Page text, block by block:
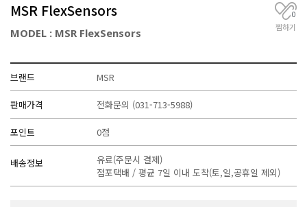
문
MSR FlexSensors
MODEL : MSR FlexSensors
0
찜하기
브랜드 MSR
판매가격 전화문의 (031-713-5988)
포인트 0점
배송정보
유료(주문시 결제)
점포택배 / 평균 7일 이내 도착(토,일,공휴일 제외)